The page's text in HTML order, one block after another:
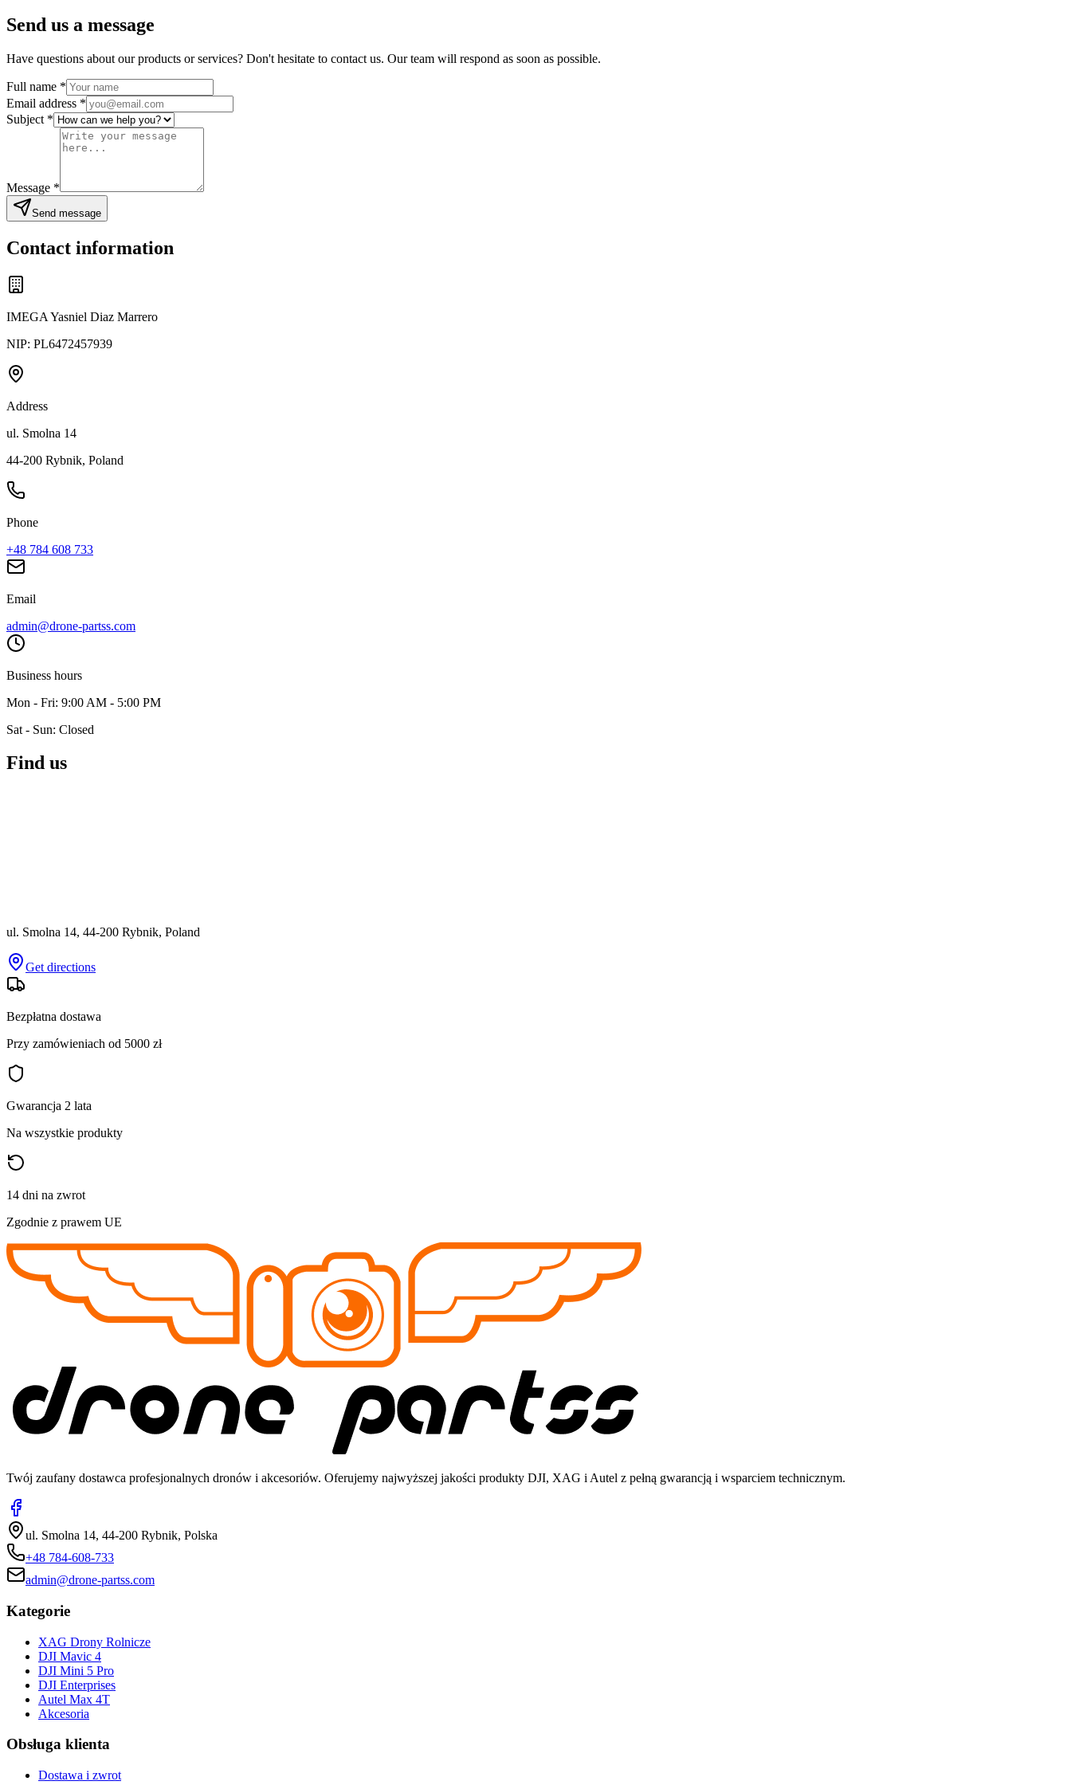
Send us a message
Have questions about our products or services? Don't hesitate to contact us. Our team will respond as soon as possible.
Full name *
Email address *
Subject *
Message *
Send message
Contact information
IMEGA Yasniel Diaz Marrero
NIP: PL6472457939
Address
ul. Smolna 14
44-200 Rybnik, Poland
Phone
+48 784 608 733
Email
admin@drone-partss.com
Business hours
Mon - Fri: 9:00 AM - 5:00 PM
Sat - Sun: Closed
Find us
ul. Smolna 14, 44-200 Rybnik, Poland
Get directions
Bezpłatna dostawa
Przy zamówieniach od 5000 zł
Gwarancja 2 lata
Na wszystkie produkty
14 dni na zwrot
Zgodnie z prawem UE
Twój zaufany dostawca profesjonalnych dronów i akcesoriów. Oferujemy najwyższej jakości produkty DJI, XAG i Autel z pełną gwarancją i wsparciem technicznym.
ul. Smolna 14, 44-200 Rybnik, Polska
+48 784-608-733
admin@drone-partss.com
Kategorie
XAG Drony Rolnicze
DJI Mavic 4
DJI Mini 5 Pro
DJI Enterprises
Autel Max 4T
Akcesoria
Obsługa klienta
Dostawa i zwrot